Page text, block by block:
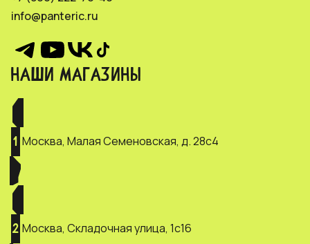
НАШИ МАГАЗИНЫ
1 Москва, Малая Семеновская, д. 28с4
2 Москва, Складочная улица, 1с16
info@panteric.ru